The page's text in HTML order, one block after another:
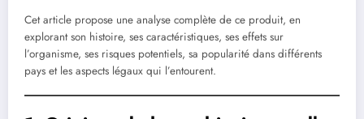
Cet article propose une analyse complète de ce produit, en
explorant son histoire, ses caractéristiques, ses effets sur
l’organisme, ses risques potentiels, sa popularité dans différents
pays et les aspects légaux qui l’entourent.